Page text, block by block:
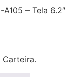
– Tela 6.2″
Carteira.